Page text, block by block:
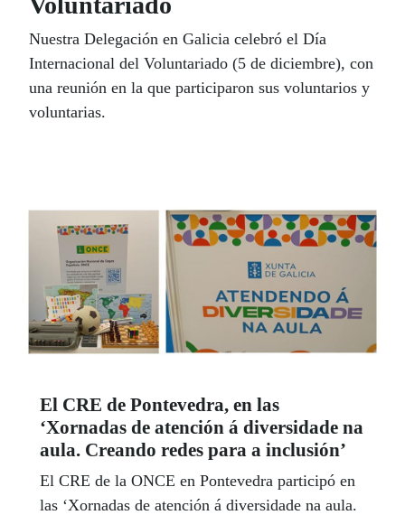
Nuestra Delegación en Galicia celebró el Día
Internacional del Voluntariado (5 de diciembre), con
una reunión en la que participaron sus voluntarios y
voluntarias.
El CRE de Pontevedra, en las
‘Xornadas de atención á diversidade na
aula. Creando redes para a inclusión’
El CRE de la ONCE en Pontevedra participó en
las ‘Xornadas de atención á diversidade na aula.